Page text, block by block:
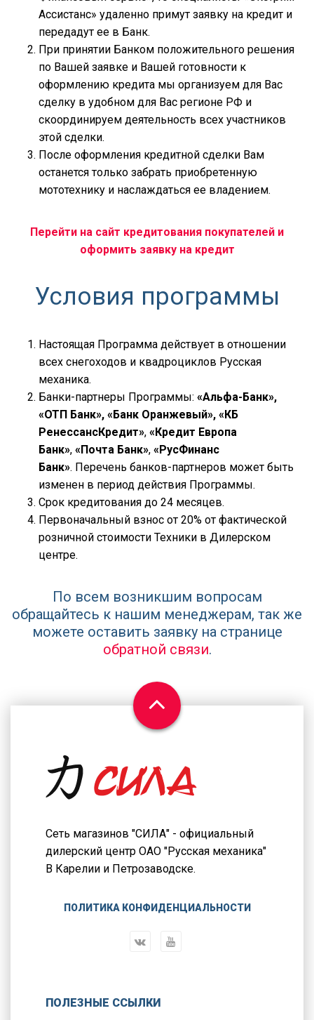
Ассистанс» удаленно примут заявку на кредит и
передадут ее в Банк.
При принятии Банком положительного решения
по Вашей заявке и Вашей готовности к
оформлению кредита мы организуем для Вас
сделку в удобном для Вас регионе РФ и
этой сделки.
После оформления кредитной сделки Вам
останется только забрать приобретенную
Перейти на сайт кредитования покупателей и
оформить заявку на кредит
Условия программы
Настоящая Программа действует в отношении
всех снегоходов и квадроциклов Русская
Банки-партнеры Программы:
«Альфа-Банк»,
«ОТП Банк», «Банк Оранжевый», «КБ
РенессансКредит»
«Кредит Европа
Банк»
«Почта Банк»
«РусФинанс
Банк»
. Перечень банков-партнеров может быть
изменен в период действия Программы.
Срок кредитования до 24 месяцев.
Первоначальный взнос от 20% от фактической
розничной стоимости Техники в Дилерском
По всем возникшим вопросам
обращайтесь к нашим менеджерам, так же
можете оставить заявку на странице
обратной связи.
Сеть магазинов "СИЛА" - официальный
дилерский центр ОАО "Русская механика"
В Карелии и Петрозаводске.
ПОЛИТИКА КОНФИДЕНЦИАЛЬНОСТИ
ПОЛЕЗНЫЕ ССЫЛКИ